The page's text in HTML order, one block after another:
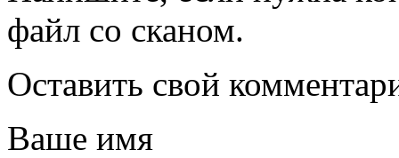
файл со сканом.
Оставить свой
Ваше имя